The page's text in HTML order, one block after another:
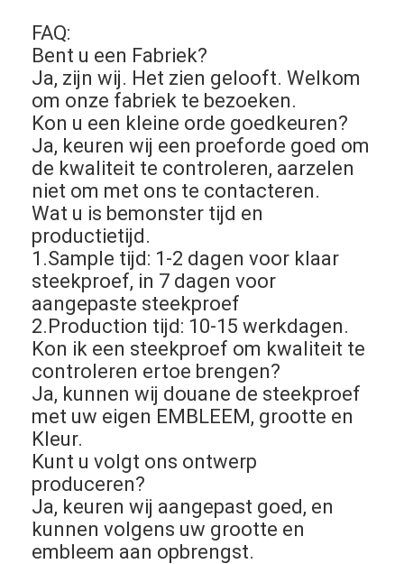
Handbediende Retroreflectometer
Retro Weerspiegelende Noteringen
Fiets Weerspiegelende Stickers
Weerspiegelende Bandstickers
Auto Weerspiegelende Stickers
FAQ:
Bent u een Fabriek?
Ja, zijn wij. Het zien gelooft. Welkom
om onze fabriek te bezoeken.
Kon u een kleine orde goedkeuren?
Ja, keuren wij een proeforde goed om
de kwaliteit te controleren, aarzelen
niet om met ons te contacteren.
Wat u is bemonster tijd en
productietijd.
1.Sample tijd: 1-2 dagen voor klaar
steekproef, in 7 dagen voor
aangepaste steekproef
2.Production tijd: 10-15 werkdagen.
Kon ik een steekproef om kwaliteit te
controleren ertoe brengen?
Ja, kunnen wij douane de steekproef
met uw eigen EMBLEEM, grootte en
Kleur.
Kunt u volgt ons ontwerp
produceren?
Ja, keuren wij aangepast goed, en
kunnen volgens uw grootte en
embleem aan opbrengst.